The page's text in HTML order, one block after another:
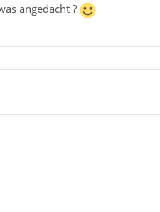
angedacht ?